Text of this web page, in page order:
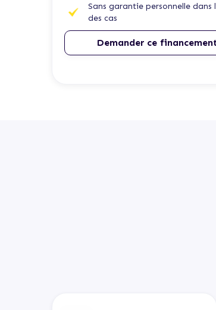
Sans garantie personnelle
des cas
Demander ce